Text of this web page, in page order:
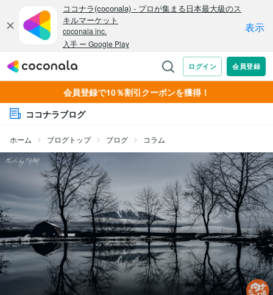
会員登録で10％割引クーポンを獲得！
ココナラブログ
ホーム ブログトップ ブログ コラム